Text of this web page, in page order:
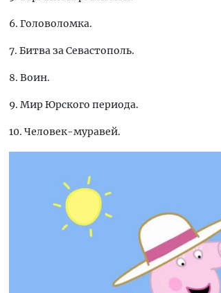
6. Головоломка.
7. Битва за Севастополь.
8. Воин.
9. Мир Юрского периода.
10. Человек-муравей.